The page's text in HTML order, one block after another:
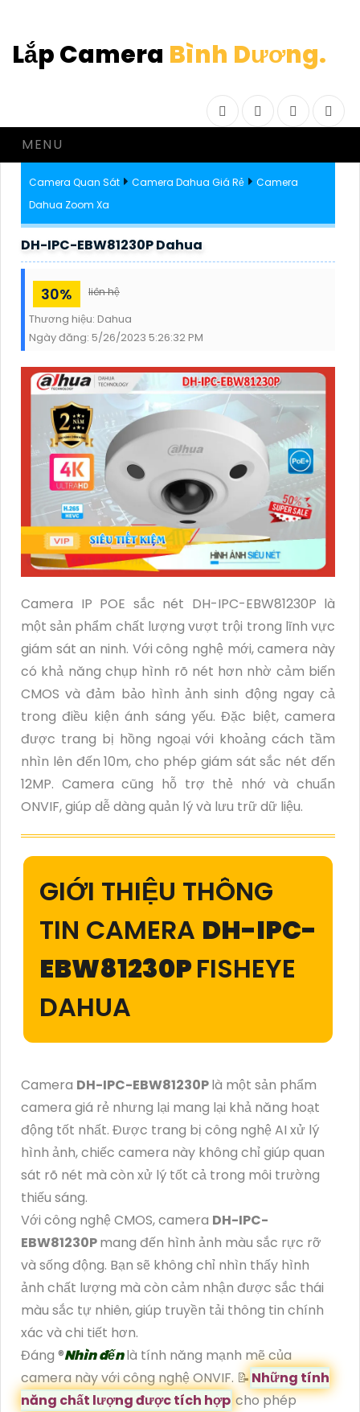
Lắp Camera Bình Dương.
FacebookTwitter Instagram
MENU
Camera Quan Sát Camera Dahua Giá Rẻ
Camera
Dahua Zoom Xa
DH-IPC-EBW81230P Dahua
30% liên hệ
Thương hiệu: Dahua
Ngày đăng: 5/26/2023 5:26:32 PM
Camera IP POE sắc nét DH-IPC-EBW81230P là
một sản phẩm chất lượng vượt trội trong lĩnh vực
giám sát an ninh. Với công nghệ mới, camera này
có khả năng chụp hình rõ nét hơn nhờ cảm biến
CMOS và đảm bảo hình ảnh sinh động ngay cả
trong điều kiện ánh sáng yếu. Đặc biệt, camera
được trang bị hồng ngoại với khoảng cách tầm
nhìn lên đến 10m, cho phép giám sát sắc nét đến
12MP. Camera cũng hỗ trợ thẻ nhớ và chuẩn
ONVIF, giúp dễ dàng quản lý và lưu trữ dữ liệu.
GIỚI THIỆU THÔNG
TIN CAMERA DH-IPC-
EBW81230PFISHEYE
DAHUA
Camera DH-IPC-EBW81230Plà một sản phẩm
camera giá rẻ nhưng lại mang lại khả năng hoạt
động tốt nhất. Được trang bị công nghệ AI xử lý
hình ảnh, chiếc camera này không chỉ giúp quan
sát rõ nét mà còn xử lý tốt cả trong môi trường
thiếu sáng.
Với công nghệ CMOS, camera DH-IPC-
EBW81230Pmang đến hình ảnh màu sắc rực rỡ
và sống động. Bạn sẽ không chỉ nhìn thấy hình
ảnh chất lượng mà còn cảm nhận được sắc thái
màu sắc tự nhiên, giúp truyền tải thông tin chính
xác và chi tiết hơn.
Đáng ®️Nhìn đếnlà tính năng mạnh mẽ của
camera này với công nghệ ONVIF. 📝 Những tính
năng chất lượng được tích hợp cho phép